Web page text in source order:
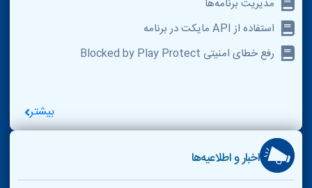
مدیریت برنامه‌ها
استفاده از API مایکت در برنامه
رفع خطای امنیتی Blocked by Play Protect
بیشتر
اخبار و اطلاعیه‌ها